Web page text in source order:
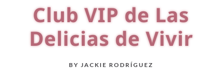
Club VIP de Las
Delicias de Vivir
BY JACKIE RODRÍGUEZ